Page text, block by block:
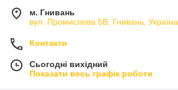
м. Гнивань
вул. Промислова 5В, Гнивань, Україна
Контакти
Сьогодні вихідний
Показати весь графік роботи